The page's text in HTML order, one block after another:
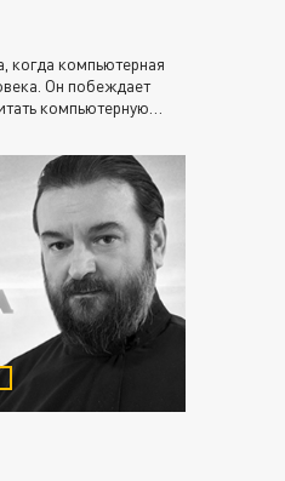
когда компьютерная
Он побеждает
компьютерную